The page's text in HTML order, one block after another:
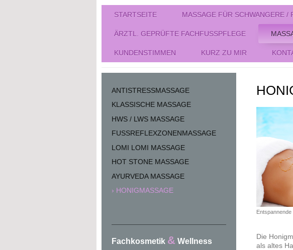
STARTSEITE MASSAGE FÜR SCHWANGERE /
ÄRZTL. GEPRÜFTE FACHFUSSPFLEGE
KUNDENSTIMMEN KURZ ZU MIR
Die
als altes
ANTISTRESSMASSAGE
KLASSISCHE MASSAGE
HWS / LWS MASSAGE
FUSSREFLEXZONENMASSAGE
LOMI LOMI MASSAGE
HOT STONE MASSAGE
AYURVEDA MASSAGE
HONIGMASSAGE
Fachkosmetik & Wellness